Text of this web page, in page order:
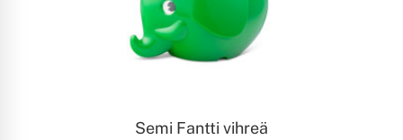
LISÄÄ OSTOSKORIIN
Semi Fantti vihreä